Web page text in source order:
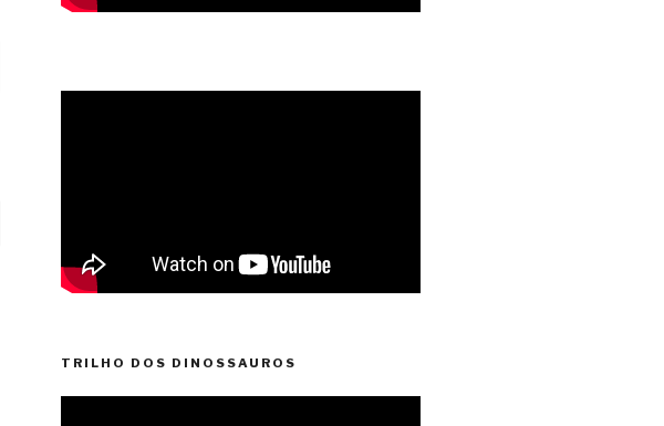
TRILHO DOS DINOSSAUROS